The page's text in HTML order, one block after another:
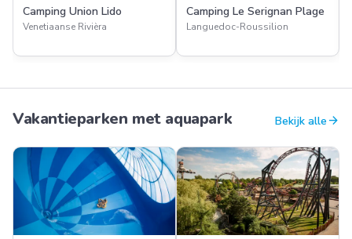
Camping Union Lido
Venetiaanse Rivièra
Camping Le Serignan Plage
Languedoc-Roussilion
Vakantieparken met aquapark Bekijk alle arrow_forward